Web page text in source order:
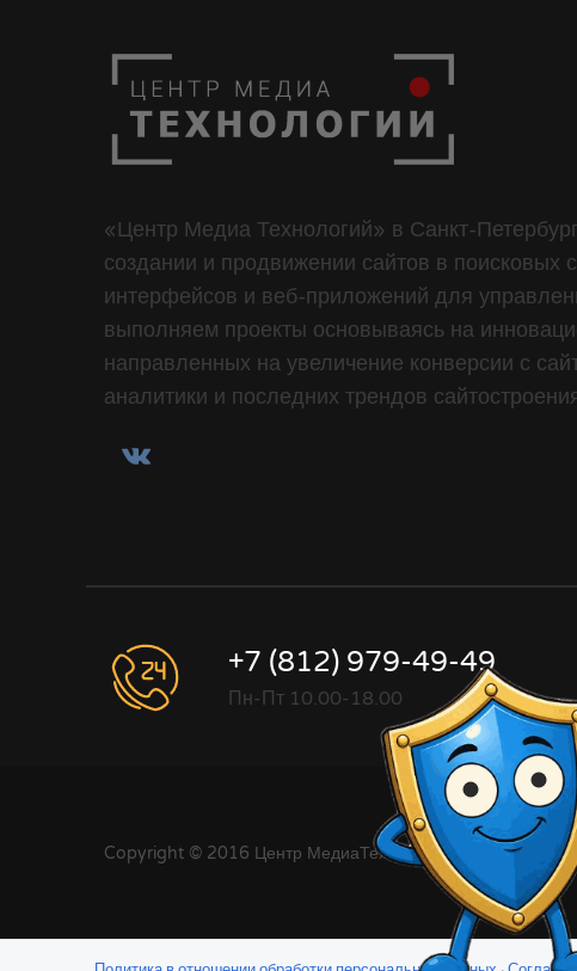
«Центр Медиа Технологий» в Санкт-
создании и продвижении сайтов в поисковых
интерфейсов и веб-приложений для
выполняем проекты основываясь на
направленных на увеличение конверсии с
аналитики и последних трендов
+7 (812) 979-49-49
Пн-Пт 10.00-18.00
Copyright © 2016 Центр МедиаТехнологии